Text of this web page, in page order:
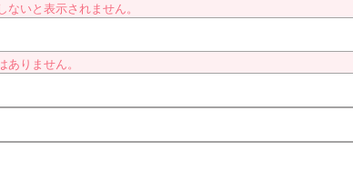
いと表示されません。
りません。